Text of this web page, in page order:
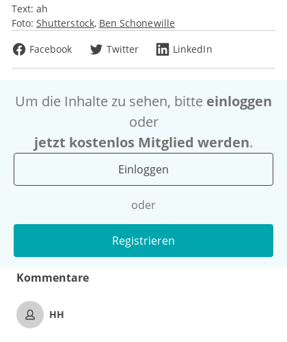
Text: ah
Foto: Shutterstock Ben Schonewille
Facebook
Twitter LinkedIn
Um die Inhalte zu sehen, bitte einloggen
oder
jetzt kostenlos Mitglied werden.
Einloggen
oder
Registrieren
Kommentare
HH